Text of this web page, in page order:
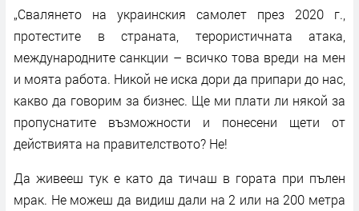
„Свалянето на украинския самолет през 2020 г.,
протестите в страната, терористичната атака,
международните санкции – всичко това вреди на мен
и моята работа. Никой не иска дори да припари до нас,
какво да говорим за бизнес. Ще ми плати ли някой за
пропуснатите възможности и понесени щети от
действията на правителството? Не!
Да живееш тук е като да тичаш в гората при пълен
мрак. Не можеш да видиш дали на 2 или на 200 метра